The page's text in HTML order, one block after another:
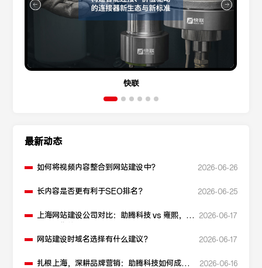
快联
最新动态
如何将视频内容整合到网站建设中？ 2026-06-26
长内容是否更有利于SEO排名？ 2026-06-25
上海网站建设公司对比：助腾科技 vs 雍熙，如
2026-06-17
网站建设时域名选择有什么建议？ 2026-06-17
扎根上海，深耕品牌营销：助腾科技如何成为
2026-06-16